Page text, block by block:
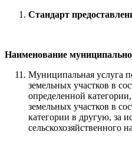
Стандарт
Наименование
Муниципальная услуга
земельных участков в
определенной
земельных участков в
категории в другую, за
сельскохозяйственного